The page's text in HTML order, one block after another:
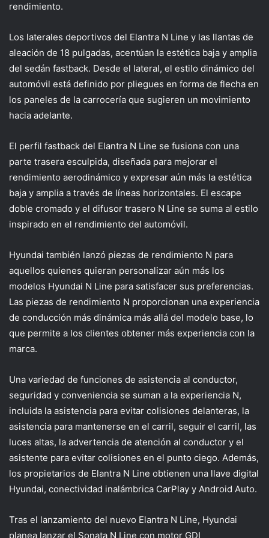
rendimiento.
Los laterales deportivos del Elantra N Line y las llantas de
aleación de 18 pulgadas, acentúan la estética baja y amplia
del sedán fastback. Desde el lateral, el estilo dinámico del
automóvil está definido por pliegues en forma de flecha en
los paneles de la carrocería que sugieren un movimiento
hacia adelante.
El perfil fastback del Elantra N Line se fusiona con una
parte trasera esculpida, diseñada para mejorar el
rendimiento aerodinámico y expresar aún más la estética
baja y amplia a través de líneas horizontales. El escape
doble cromado y el difusor trasero N Line se suma al estilo
inspirado en el rendimiento del automóvil.
Hyundai también lanzó piezas de rendimiento N para
aquellos quienes quieran personalizar aún más los
modelos Hyundai N Line para satisfacer sus preferencias.
Las piezas de rendimiento N proporcionan una experiencia
de conducción más dinámica más allá del modelo base, lo
que permite a los clientes obtener más experiencia con la
marca.
Una variedad de funciones de asistencia al conductor,
seguridad y conveniencia se suman a la experiencia N,
incluida la asistencia para evitar colisiones delanteras, la
asistencia para mantenerse en el carril, seguir el carril, las
luces altas, la advertencia de atención al conductor y el
asistente para evitar colisiones en el punto ciego. Además,
los propietarios de Elantra N Line obtienen una llave digital
Hyundai, conectividad inalámbrica CarPlay y Android Auto.
Tras el lanzamiento del nuevo Elantra N Line, Hyundai
planea lanzar el Sonata N Line con motor GDI